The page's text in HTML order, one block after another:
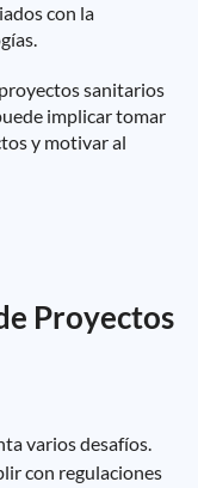
con la
sanitarios
implicar tomar
y motivar al
Proyectos
varios desafíos.
con regulaciones